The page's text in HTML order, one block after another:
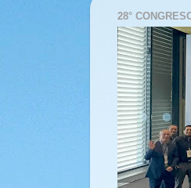
28°